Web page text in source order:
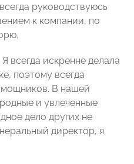
руководствуюсь
к компании, по
всегда искренне делала
поэтому всегда
В нашей
и увлеченные
дело других не
директор, я